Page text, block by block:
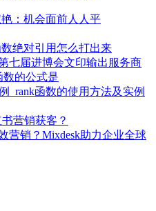
：机会面前人人平
绝对引用怎么打出来
七届进博会文印输出服务商
数的公式是
_rank函数的使用方法及实例
营销获客？
营销？Mixdesk助力企业全球